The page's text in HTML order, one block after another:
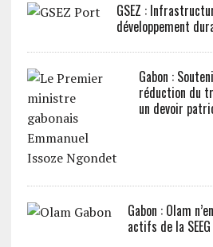
GSEZ :
développement
Gabon :
réduction du
un devoir
Gabon : Olam
actifs de la SEEG